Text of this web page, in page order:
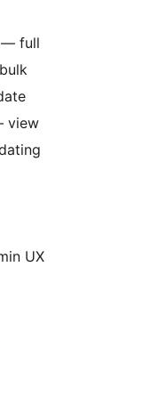
— full
view
UX